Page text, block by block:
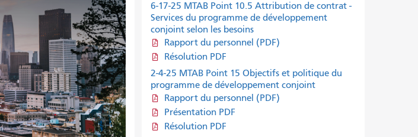
6-17-25 MTAB Point 10.5 Attribution de contrat -
Services du programme de développement
conjoint selon les besoins
Rapport du personnel (PDF)
Résolution PDF
2-4-25 MTAB Point 15 Objectifs et politique du
programme de développement conjoint
Rapport du personnel (PDF)
Présentation PDF
Résolution PDF